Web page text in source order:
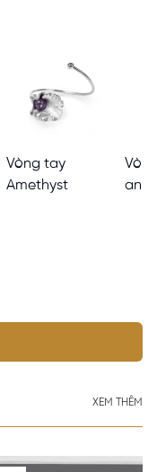
Vòng tay
Amethyst
anh
XEM THÊM